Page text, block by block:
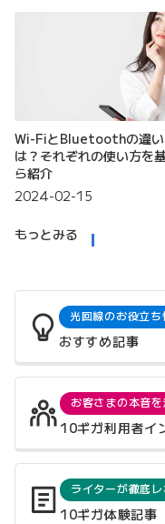
Wi-FiとBluetoothの違い
は？それぞれの使い方を
ら紹介
2024-02-15
もっとみる
光回線のお役立ち
おすすめ記事
お客さまの本音を
10ギガ利用者イ
ライターが徹底レ
10ギガ体験記事